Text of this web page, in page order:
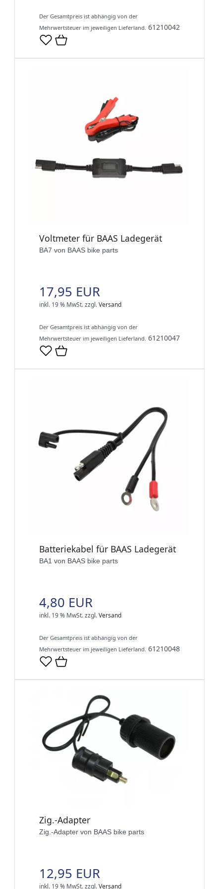
Der Gesamtpreis ist abhängig von der
Mehrwertsteuer im jeweiligen Lieferland. 61210042
Voltmeter für BAAS Ladegerät
BA7 von BAAS bike parts
17,95 EUR
inkl. 19 % MwSt.zzgl.Versand
Der Gesamtpreis ist abhängig von der
Mehrwertsteuer im jeweiligen Lieferland. 61210047
Batteriekabel für BAAS Ladegerät
BA1 von BAAS bike parts
4,80 EUR
inkl. 19 % MwSt.zzgl.Versand
Der Gesamtpreis ist abhängig von der
Mehrwertsteuer im jeweiligen Lieferland. 61210048
Zig.-Adapter
Zig.-Adapter von BAAS bike parts
12,95 EUR
inkl. 19 % MwSt.zzgl.Versand